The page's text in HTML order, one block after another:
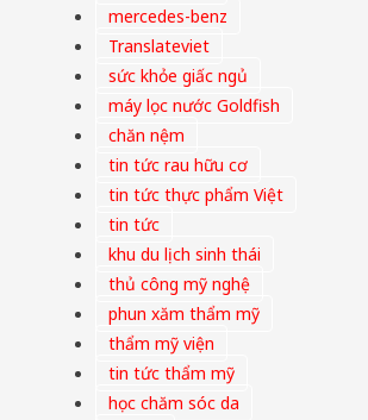
mercedes-benz
Translateviet
sức khỏe giấc ngủ
máy lọc nước Goldfish
chăn nệm
tin tức rau hữu cơ
tin tức thực phẩm Việt
tin tức
khu du lịch sinh thái
thủ công mỹ nghệ
phun xăm thẩm mỹ
thẩm mỹ viện
tin tức thẩm mỹ
học chăm sóc da